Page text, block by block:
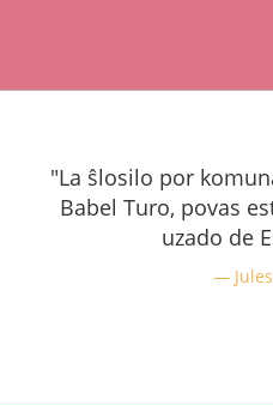
"La ŝlosilo por
Babel Turo, povas
uzado de